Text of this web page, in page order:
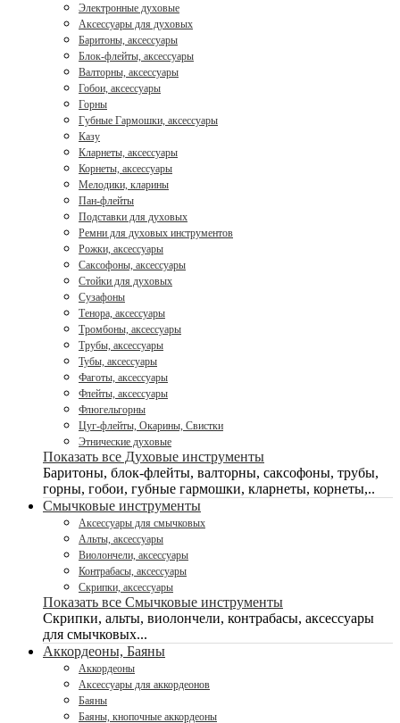
Электронные духовые
Аксессуары для духовых
Баритоны, аксессуары
Блок-флейты, аксессуары
Валторны, аксессуары
Гобои, аксессуары
Горны
Губные Гармошки, аксессуары
Казу
Кларнеты, аксессуары
Корнеты, аксессуары
Мелодики, кларины
Пан-флейты
Подставки для духовых
Ремни для духовых инструментов
Рожки, аксессуары
Саксофоны, аксессуары
Стойки для духовых
Сузафоны
Тенора, аксессуары
Тромбоны, аксессуары
Трубы, аксессуары
Тубы, аксессуары
Фаготы, аксессуары
Флейты, аксессуары
Флюгельгорны
Цуг-флейты, Окарины, Свистки
Этнические духовые
Показать все Духовые инструменты
Баритоны, блок-флейты, валторны, саксофоны, трубы,
горны, гобои, губные гармошки, кларнеты, корнеты,..
Смычковые инструменты
Аксессуары для смычковых
Альты, аксессуары
Виолончели, аксессуары
Контрабасы, аксессуары
Скрипки, аксессуары
Показать все Смычковые инструменты
Скрипки, альты, виолончели, контрабасы, аксессуары
для смычковых...
Аккордеоны, Баяны
Аккордеоны
Аксессуары для аккордеонов
Баяны
Баяны, кнопочные аккордеоны